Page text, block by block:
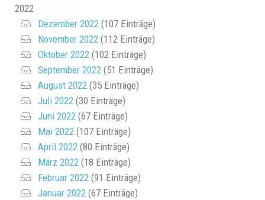
2022
Dezember 2022 (107 Einträge)
November 2022 (112 Einträge)
Oktober 2022 (102 Einträge)
September 2022 (51 Einträge)
August 2022 (35 Einträge)
Juli 2022 (30 Einträge)
Juni 2022 (67 Einträge)
Mai 2022 (107 Einträge)
April 2022 (80 Einträge)
März 2022 (18 Einträge)
Februar 2022 (91 Einträge)
Januar 2022 (67 Einträge)